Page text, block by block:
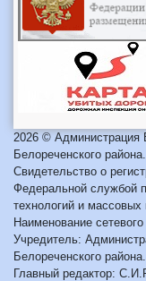
2026 © Администрация
Белореченского района.
Свидетельство о
Федеральной службой
технологий и массовых
Наименование
Учредитель:
Белореченского района.
Главный редактор: